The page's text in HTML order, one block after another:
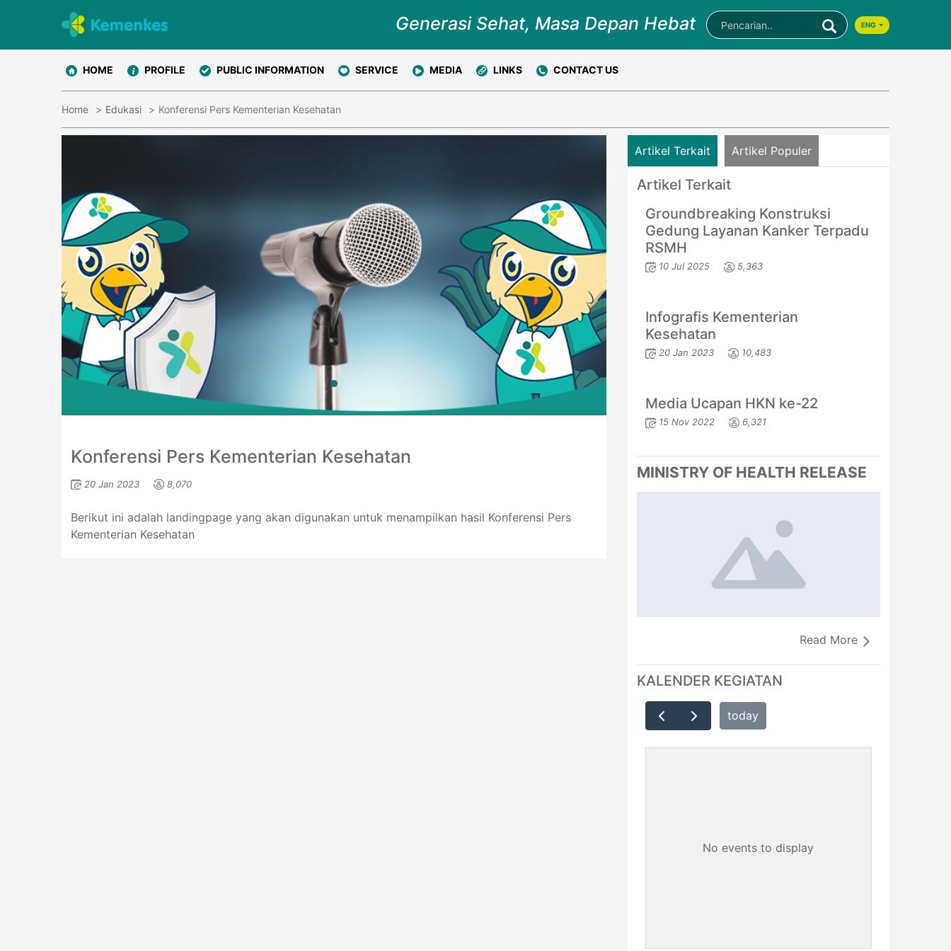
Generasi Sehat, Masa Depan Hebat ENG
HOME PROFILE PUBLIC INFORMATION SERVICE MEDIA LINKS CONTACT US
Home Edukasi Konferensi Pers Kementerian Kesehatan
Konferensi Pers Kementerian Kesehatan
20 Jan 2023 8,070
Berikut ini adalah landingpage yang akan digunakan untuk menampilkan hasil Konferensi Pers
Kementerian Kesehatan
Artikel Terkait Artikel Populer
Artikel Terkait
Groundbreaking Konstruksi
Gedung Layanan Kanker Terpadu
RSMH
10 Jul 2025 5,363
Infografis Kementerian
Kesehatan
20 Jan 2023 10,483
Media Ucapan HKN ke-22
15 Nov 2022 6,321
MINISTRY OF HEALTH RELEASE
Read More
KALENDER KEGIATAN
today
No events to display